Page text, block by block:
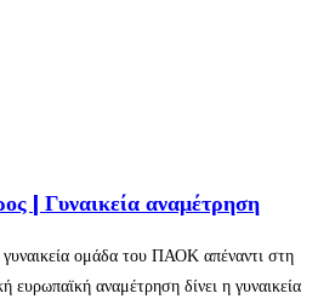
| Γυναικεία αναμέτρηση
ομάδα του ΠΑΟΚ απέναντι στη
αναμέτρηση δίνει η γυναικεία